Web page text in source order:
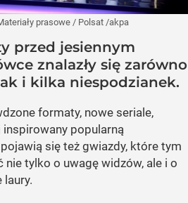
prasowe / Polsat /akpa
przed jesiennym
znalazły się zarówno
i kilka niespodzianek.
formaty, nowe seriale,
popularną
się też gwiazdy, które tym
nie tylko o uwagę widzów, ale i o
laury.